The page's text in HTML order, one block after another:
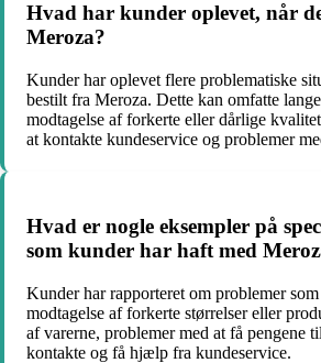
Hvad har kunder oplevet, når
Meroza?
Kunder har oplevet flere problematiske
bestilt fra Meroza. Dette kan omfatte
modtagelse af forkerte eller dårlige
at kontakte kundeservice og problemer
Hvad er nogle eksempler på
som kunder har haft med
Kunder har rapporteret om problemer
modtagelse af forkerte størrelser eller
af varerne, problemer med at få pengene
kontakte og få hjælp fra kundeservice.